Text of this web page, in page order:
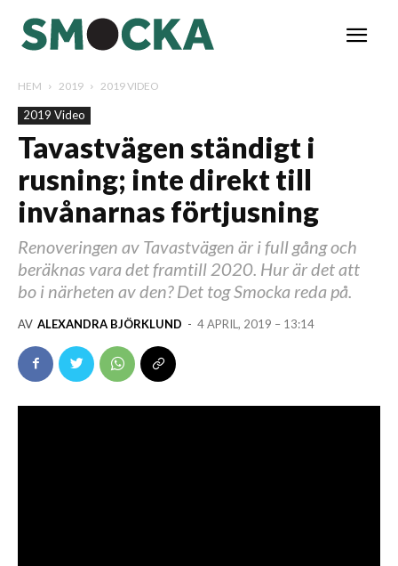
HEM 2019 2019 VIDEO
2019 Video
Tavastvägen ständigt i
rusning; inte direkt till
invånarnas förtjusning
Renoveringen av Tavastvägen är i full gång och
beräknas vara det framtill 2020. Hur är det att
bo i närheten av den? Det tog Smocka reda på.
AV ALEXANDRA BJÖRKLUND - 4 APRIL, 2019 – 13:14